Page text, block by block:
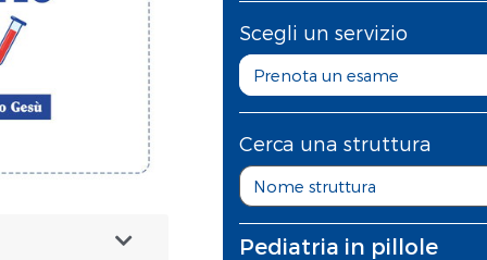
Scegli un servizio
Prenota un esame
Cerca una struttura
Pediatria in pillole